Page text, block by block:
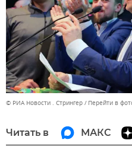
© РИА Новости . Стрингер Перейти в
Читать в МАКС